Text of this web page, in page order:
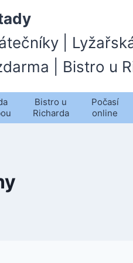
|
| Bistro u
Bistro u
Richarda
Počasí
online